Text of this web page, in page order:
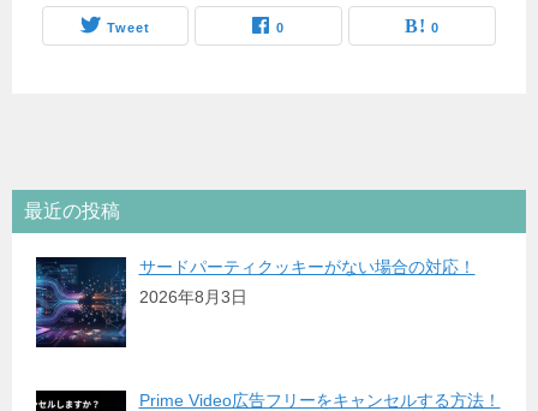
Tweet 0 0
最近の投稿
サードパーティクッキーがない場合の対応！
2026年8月3日
Prime Video広告フリーをキャンセルする方法！